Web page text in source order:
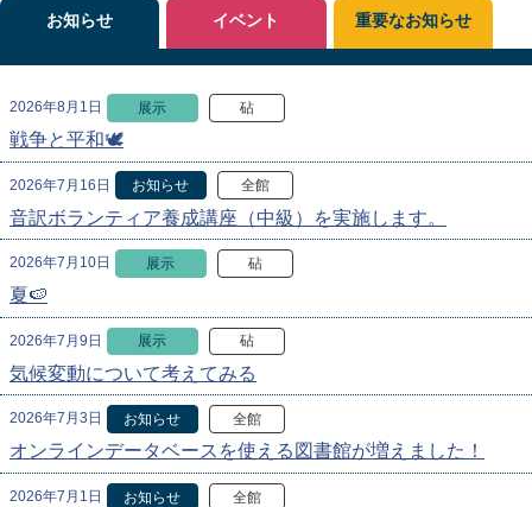
お知らせ
2026年8月1日 展示 砧
戦争と平和🕊
2026年7月16日 お知らせ 全館
音訳ボランティア養成講座（中級）を実施します。
2026年7月10日 展示 砧
夏🍉
2026年7月9日 展示 砧
気候変動について考えてみる
2026年7月3日 お知らせ 全館
オンラインデータベースを使える図書館が増えました！
2026年7月1日 お知らせ 全館
イベント 重要なお知らせ